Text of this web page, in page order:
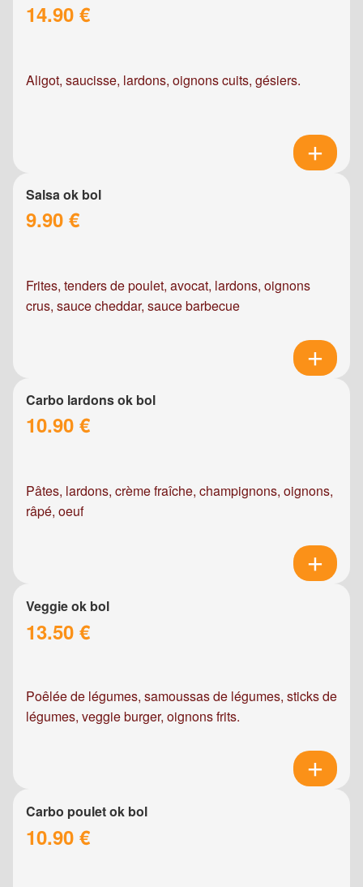
14.90 €
Aligot, saucisse, lardons, oignons cuits, gésiers.
Salsa ok bol
9.90 €
Frites, tenders de poulet, avocat, lardons, oignons
crus, sauce cheddar, sauce barbecue
Carbo lardons ok bol
10.90 €
Pâtes, lardons, crème fraîche, champignons, oignons,
râpé, oeuf
Veggie ok bol
13.50 €
Poêlée de légumes, samoussas de légumes, sticks de
légumes, veggie burger, oignons frits.
Carbo poulet ok bol
10.90 €